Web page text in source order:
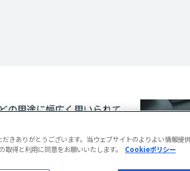
の用途に幅広く用いられて
だきありがとうございます。当ウェブサイトのよりよい情報提
取得と利用に同意をお願いいたします。
Cookieポリシー